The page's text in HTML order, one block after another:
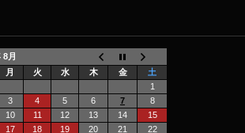
8月
月 火 水 木 金
土
1
3 4 5 6 7
8
10 11 12 13 14
15
17 18 19 20 21 22